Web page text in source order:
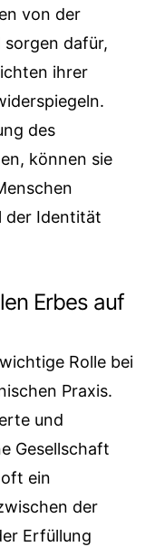
von der
dafür,
ihrer
des
können sie
der Identität
Erbes auf
Rolle bei
Praxis.
und
Gesellschaft
ein
der
Erfüllung